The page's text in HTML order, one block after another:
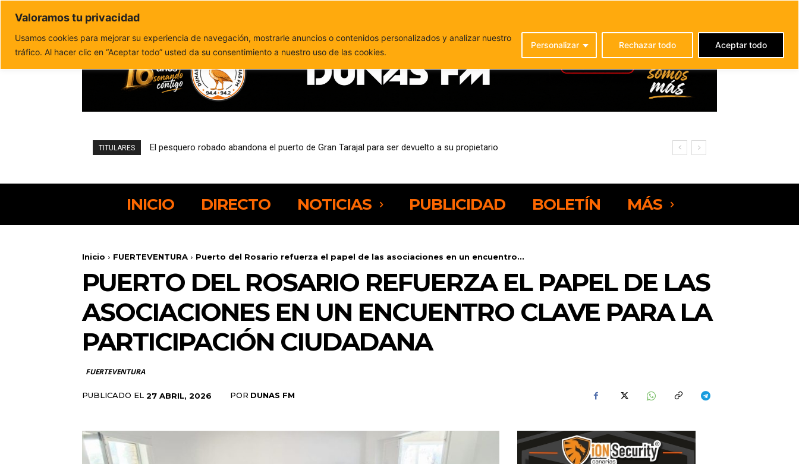
Valoramos tu privacidad
Usamos cookies para mejorar su experiencia de navegación, mostrarle anuncios o contenidos personalizados y analizar nuestro
tráfico. Al hacer clic en “Aceptar todo” usted da su consentimiento a nuestro uso de las cookies.
Personalizar Rechazar todo Aceptar todo
Política de privacidad
TITULARES Una encuesta del Cabildo refleja preocupación por la presión sobre los espacios naturales de Fuerteventura
INICIO DIRECTO NOTICIAS PUBLICIDAD BOLETÍN MÁS
Inicio FUERTEVENTURA Puerto del Rosario refuerza el papel de las asociaciones en un encuentro...
PUERTO DEL ROSARIO REFUERZA EL PAPEL DE LAS
ASOCIACIONES EN UN ENCUENTRO CLAVE PARA LA
PARTICIPACIÓN CIUDADANA
FUERTEVENTURA
PUBLICADO EL 27 ABRIL, 2026 POR DUNAS FM